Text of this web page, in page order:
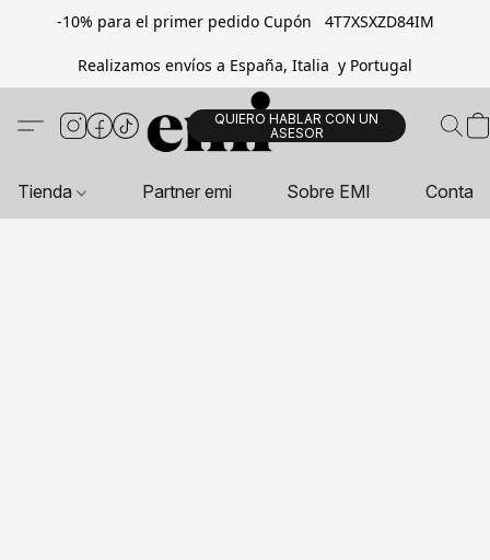
-10% para el primer pedido Cupón 4T7XSXZD84IM
Realizamos envíos a España, Italia y Portugal
QUIERO HABLAR CON UN
ASESOR
Tienda Partner emi Sobre EMI